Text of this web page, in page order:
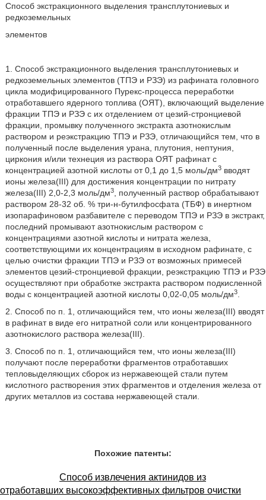
Способ экстракционного выделения трансплутониевых и
редкоземельных
элементов
1. Способ экстракционного выделения трансплутониевых и
редкоземельных элементов (ТПЭ и РЗЭ) из рафината головного
цикла модифицированного Пурекс-процесса переработки
отработавшего ядерного топлива (ОЯТ), включающий выделение
фракции ТПЭ и РЗЭ с их отделением от цезий-стронциевой
фракции, промывку полученного экстракта азотнокислым
раствором и реэкстракцию ТПЭ и РЗЭ, отличающийся тем, что в
полученный после выделения урана, плутония, нептуния,
циркония и/или технеция из раствора ОЯТ рафинат с
концентрацией азотной кислоты от 0,1 до 1,5 моль/дм3вводят
ионы железа(III) для достижения концентрации по нитрату
железа(III) 2,0-2,3 моль/дм3, полученный раствор обрабатывают
раствором 28-32 об. % три-н-бутилфосфата (ТБФ) в инертном
изопарафиновом разбавителе с переводом ТПЭ и РЗЭ в экстракт,
последний промывают азотнокислым раствором с
концентрациями азотной кислоты и нитрата железа,
соответствующими их концентрациям в исходном рафинате, с
целью очистки фракции ТПЭ и РЗЭ от возможных примесей
элементов цезий-стронциевой фракции, реэкстракцию ТПЭ и РЗЭ
осуществляют при обработке экстракта раствором подкисленной
воды с концентрацией азотной кислоты 0,02-0,05 моль/дм3.
2. Способ по п. 1, отличающийся тем, что ионы железа(III) вводят
в рафинат в виде его нитратной соли или концентрированного
азотнокислого раствора железа(III).
3. Способ по п. 1, отличающийся тем, что ионы железа(III)
получают после переработки фрагментов отработавших
тепловыделяющих сборок из нержавеющей стали путем
кислотного растворения этих фрагментов и отделения железа от
других металлов из состава нержавеющей стали.
Похожие патенты:
Способ извлечения актинидов из
отработавших высокоэффективных фильтров очистки